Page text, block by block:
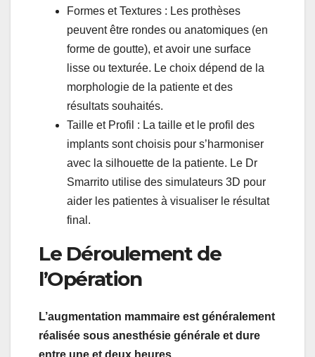
Formes et Textures : Les prothèses
peuvent être rondes ou anatomiques (en
forme de goutte), et avoir une surface
lisse ou texturée. Le choix dépend de la
morphologie de la patiente et des
résultats souhaités.
Taille et Profil : La taille et le profil des
implants sont choisis pour s’harmoniser
avec la silhouette de la patiente. Le Dr
Smarrito utilise des simulateurs 3D pour
aider les patientes à visualiser le résultat
final.
Le Déroulement de
l’Opération
L’augmentation mammaire est généralement
réalisée sous anesthésie générale et dure